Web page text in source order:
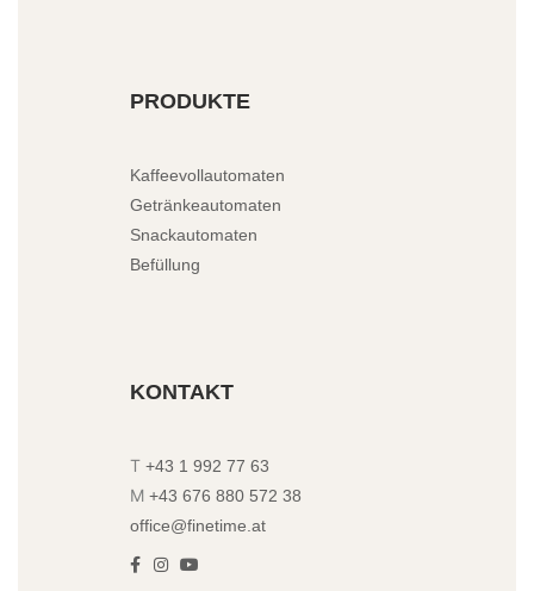
PRODUKTE
Kaffeevollautomaten
Getränkeautomaten
Snackautomaten
Befüllung
KONTAKT
T +43 1 992 77 63
M +43 676 880 572 38
office@finetime.at